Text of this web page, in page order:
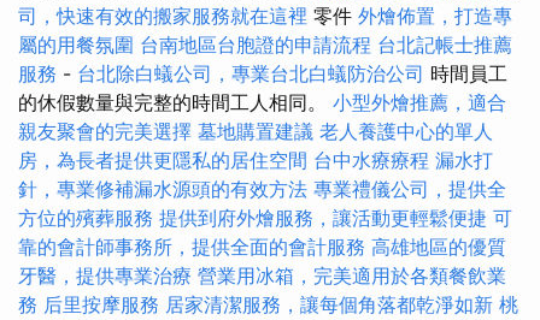
司，快速有效的搬家服務就在這裡 零件 外燴佈置，打造專
屬的用餐氛圍 台南地區台胞證的申請流程 台北記帳士推薦
服務 - 台北除白蟻公司，專業台北白蟻防治公司 時間員工
的休假數量與完整的時間工人相同。 小型外燴推薦，適合
親友聚會的完美選擇 墓地購置建議 老人養護中心的單人
房，為長者提供更隱私的居住空間 台中水療療程 漏水打
針，專業修補漏水源頭的有效方法 專業禮儀公司，提供全
方位的殯葬服務 提供到府外燴服務，讓活動更輕鬆便捷 可
靠的會計師事務所，提供全面的會計服務 高雄地區的優質
牙醫，提供專業治療 營業用冰箱，完美適用於各類餐飲業
務 后里按摩服務 居家清潔服務，讓每個角落都乾淨如新 桃